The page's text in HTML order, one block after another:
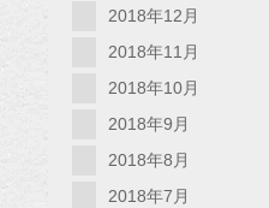
2018年12月
2018年11月
2018年10月
2018年9月
2018年8月
2018年7月